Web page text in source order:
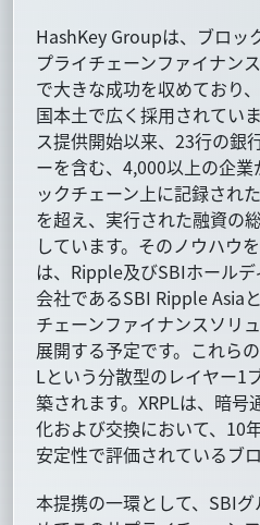
HashKey Groupは、ブロッ
プライチェーンファイナン
で大きな成功を収めており
国本土で広く採用されてい
ス提供開始以来、23行の銀
ーを含む、4,000以上の企
ックチェーン上に記録され
を超え、実行された融資の
しています。そのノウハウ
は、Ripple及びSBIホール
会社であるSBI Ripple Asia
チェーンファイナンスソリ
展開する予定です。これら
Lという分散型のレイヤー1
築されます。XRPLは、暗
化および交換において、10
安定性で評価されているブ
本提携の一環として、SBI